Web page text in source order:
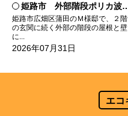
姫路市 外部階段ポリカ波板張替工事
姫路市広畑区蒲田のＭ様邸で、２階
の玄関に続く外部の階段の屋根と壁
に...
2026年07月31日
エコ